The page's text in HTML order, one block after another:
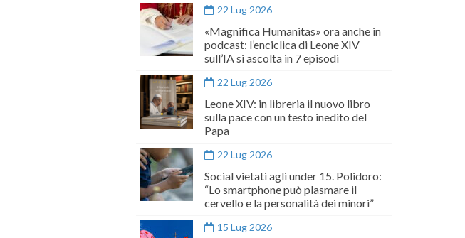
22 Lug 2026
«Magnifica Humanitas» ora anche in
podcast: l’enciclica di Leone XIV
sull’IA si ascolta in 7 episodi
22 Lug 2026
Leone XIV: in libreria il nuovo libro
sulla pace con un testo inedito del
Papa
22 Lug 2026
Social vietati agli under 15. Polidoro:
“Lo smartphone può plasmare il
cervello e la personalità dei minori”
15 Lug 2026